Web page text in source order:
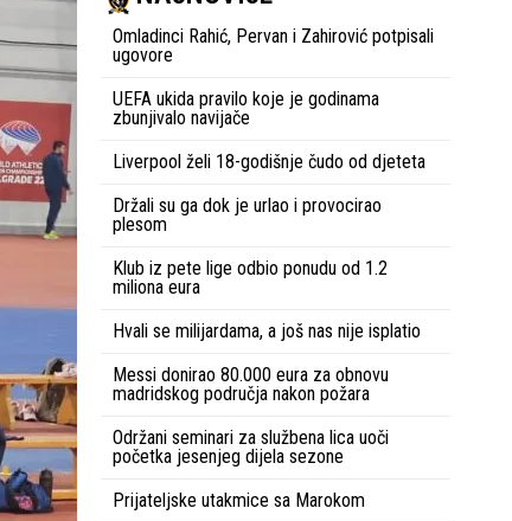
Omladinci Rahić, Pervan i Zahirović potpisali
ugovore
UEFA ukida pravilo koje je godinama
zbunjivalo navijače
Liverpool želi 18-godišnje čudo od djeteta
Držali su ga dok je urlao i provocirao
plesom
Klub iz pete lige odbio ponudu od 1.2
miliona eura
Hvali se milijardama, a još nas nije isplatio
Messi donirao 80.000 eura za obnovu
madridskog područja nakon požara
Održani seminari za službena lica uoči
početka jesenjeg dijela sezone
Prijateljske utakmice sa Marokom